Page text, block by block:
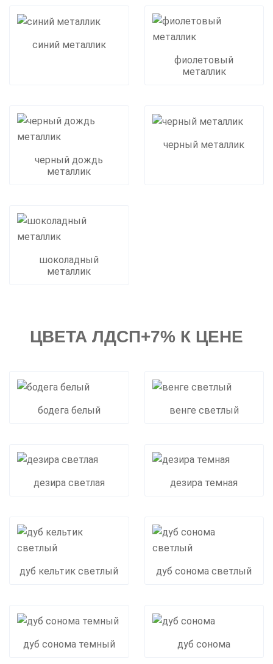
синий металлик
фиолетовый
металлик
черный дождь
металлик
черный металлик
шоколадный
металлик
ЦВЕТА ЛДСП+7% К ЦЕНЕ
бодега белый венге светлый
дезира светлая дезира темная
дуб кельтик светлый дуб сонома светлый
дуб сонома темный дуб сонома